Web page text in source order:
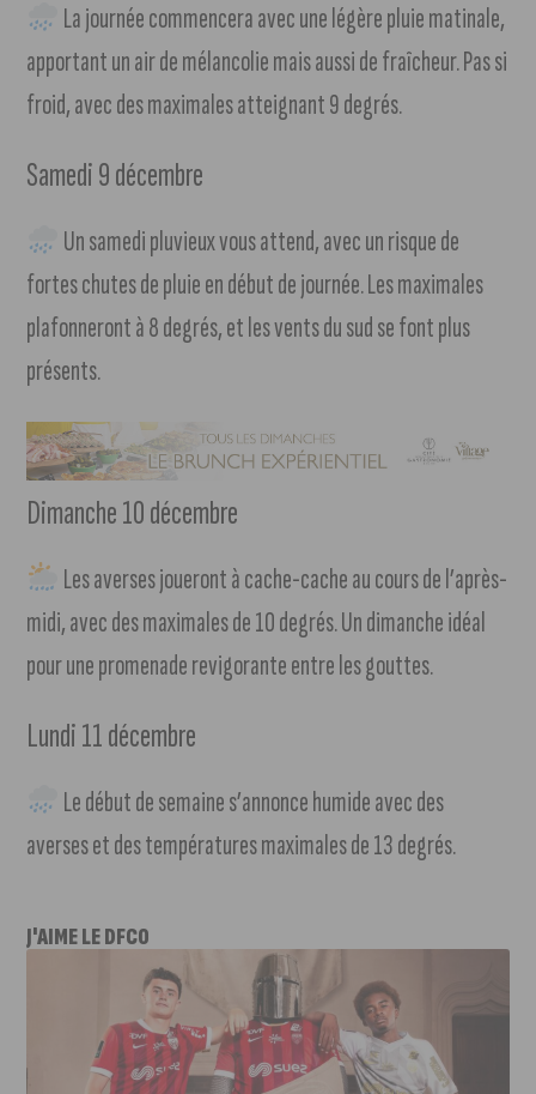
La journée commencera avec une légère pluie matinale,
apportant un air de mélancolie mais aussi de fraîcheur. Pas si
froid, avec des maximales atteignant 9 degrés.
Samedi 9 décembre
Un samedi pluvieux vous attend, avec un risque de
fortes chutes de pluie en début de journée. Les maximales
plafonneront à 8 degrés, et les vents du sud se font plus
présents.
Dimanche 10 décembre
Les averses joueront à cache-cache au cours de l’après-
midi, avec des maximales de 10 degrés. Un dimanche idéal
pour une promenade revigorante entre les gouttes.
Lundi 11 décembre
Le début de semaine s’annonce humide avec des
averses et des températures maximales de 13 degrés.
J'AIME LE DFCO